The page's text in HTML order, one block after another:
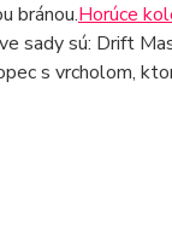
bránou.Horúce
sady sú: Drift
s vrcholom,